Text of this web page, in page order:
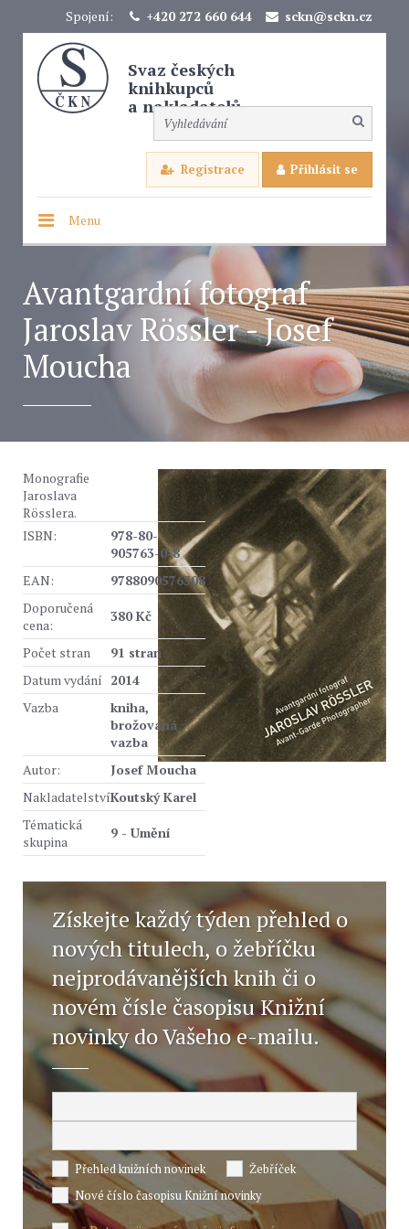
Spojení: +420 272 660 644 sckn@sckn.cz
Svaz českých
knihkupců
a nakladatelů
Registrace Přihlásit se
Menu
Avantgardní fotograf
Jaroslav Rössler - Josef
Moucha
Monografie
Jaroslava
Rösslera.
ISBN:
978-80-
905763-0-8
EAN:
9788090576308
Doporučená
cena:
380 Kč
Počet stran
91 stran
Datum vydání 2014
Vazba
kniha,
brožovaná
vazba
Autor:
Josef Moucha
NakladatelstvíKoutský Karel
Tématická
skupina
9 - Umění
Získejte každý týden přehled o
nových titulech, o žebříčku
nejprodávanějších knih či o
novém čísle časopisu Knižní
novinky do Vašeho e-mailu.
Přehled knižních novinek
Žebříček
Nové číslo časopisu Knižní novinky